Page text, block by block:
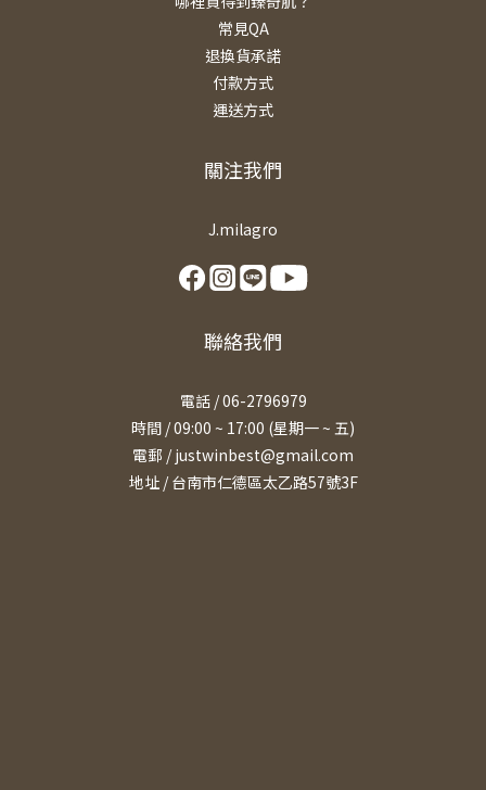
常見QA
退換貨承諾
付款方式
運送方式
關注我們
J.milagro
聯絡我們
電話 / 06-2796979
時間 / 09:00 ~ 17:00 (星期一 ~ 五)
電郵 / justwinbest@gmail.com
地址 /台南市仁德區太乙路57號3F